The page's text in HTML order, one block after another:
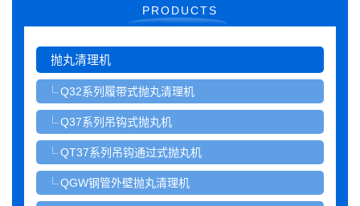
PRODUCTS
抛丸清理机
Q32系列履带式抛丸清理机
Q37系列吊钩式抛丸机
QT37系列吊钩通过式抛丸机
QGW钢管外壁抛丸清理机